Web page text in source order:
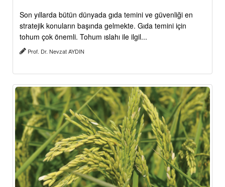
Son yıllarda bütün dünyada gıda temini ve güvenliği en
stratejik konuların başında gelmekte. Gıda temini için
tohum çok önemli. Tohum ıslahı ile ilgil...
Prof. Dr. Nevzat AYDIN